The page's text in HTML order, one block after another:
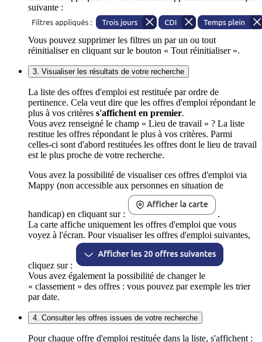
suivante :
Vous pouvez supprimer les filtres un par un ou tout
réinitialiser en cliquant sur le bouton « Tout réinitialiser ».
3. Visualiser les résultats de votre recherche
La liste des offres d'emploi est restituée par ordre de
pertinence. Cela veut dire que les offres d'emploi répondant le
plus à vos critères s'affichent en premier.
Vous avez renseigné le champ « Lieu de travail » ? La liste
restitue les offres répondant le plus à vos critères. Parmi
celles-ci sont d'abord restituées les offres dont le lieu de travail
est le plus proche de votre recherche.
Vous avez la possibilité de visualiser ces offres d'emploi via
Mappy (non accessible aux personnes en situation de
handicap) en cliquant sur :
.
La carte affiche uniquement les offres d'emploi que vous
voyez à l'écran. Pour visualiser les offres d'emploi suivantes,
cliquez sur :
Vous avez également la possibilité de changer le
« classement » des offres : vous pouvez par exemple les trier
par date.
4. Consulter les offres issues de votre recherche
Pour chaque offre d'emploi restituée dans la liste, s'affichent :